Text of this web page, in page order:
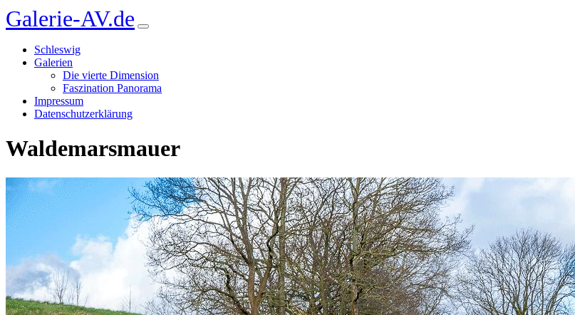
Galerie-AV.de
Schleswig
Galerien
Die vierte Dimension
Faszination Panorama
Impressum
Datenschutzerklärung
Waldemarsmauer